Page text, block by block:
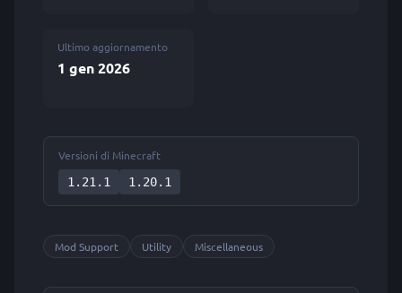
Ultimo aggiornamento
1 gen 2026
Versioni di Minecraft
1.21.1
1.20.1
Mod Support Utility Miscellaneous